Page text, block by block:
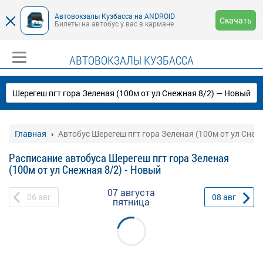
Автовокзалы Кузбасса на ANDROID
Билеты на автобус у вас в кармане
Скачать
АВТОВОКЗАЛЫ КУЗБАССА
Главная Автобус Шерегеш пгт гора Зеленая (100м от ул
Расписание автобуса Шерегеш пгт гора Зеленая
(100м от ул Снежная 8/2) - Новый
06 авг 07 августа
пятница 08 авг